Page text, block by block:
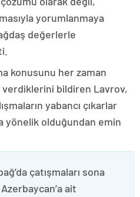
yorumlanmaya
değerlerle
konusunu her zaman
verdiklerini bildiren Lavrov,
yabancı çıkarlar
yönelik olduğundan emin
çatışmaları sona
ait